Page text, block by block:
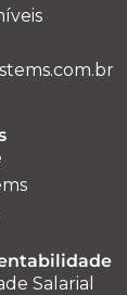
Salarial